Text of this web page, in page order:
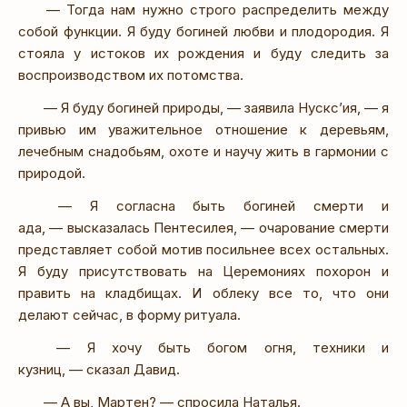
— Тогда нам нужно строго распределить между
собой функции. Я буду богиней любви и плодородия. Я
стояла у истоков их рождения и буду следить за
воспроизводством их потомства.
— Я буду богиней природы, — заявила Нускс’ия, — я
привью им уважительное отношение к деревьям,
лечебным снадобьям, охоте и научу жить в гармонии с
природой.
— Я согласна быть богиней смерти и
ада, — высказалась Пентесилея, — очарование смерти
представляет собой мотив посильнее всех остальных.
Я буду присутствовать на Церемониях похорон и
править на кладбищах. И облеку все то, что они
делают сейчас, в форму ритуала.
— Я хочу быть богом огня, техники и
кузниц, — сказал Давид.
— А вы, Мартен? — спросила Наталья.